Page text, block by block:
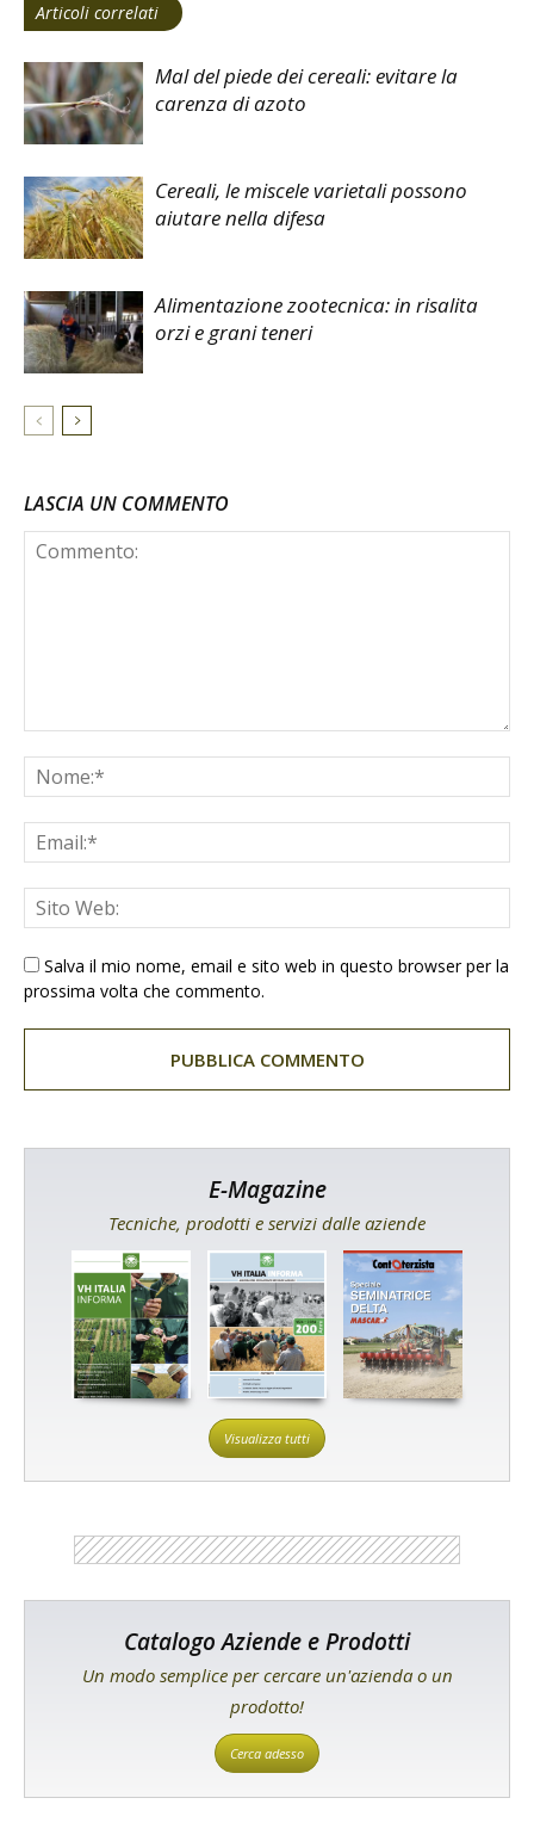
Articoli correlati
Mal del piede dei cereali: evitare la
carenza di azoto
Cereali, le miscele varietali possono
aiutare nella difesa
Alimentazione zootecnica: in risalita
orzi e grani teneri
LASCIA UN COMMENTO
Salva il mio nome, email e sito web in questo browser per la
prossima volta che commento.
E-Magazine
Tecniche, prodotti e servizi dalle aziende
Visualizza tutti
Catalogo Aziende e Prodotti
Un modo semplice per cercare un'azienda o un
prodotto!
Cerca adesso